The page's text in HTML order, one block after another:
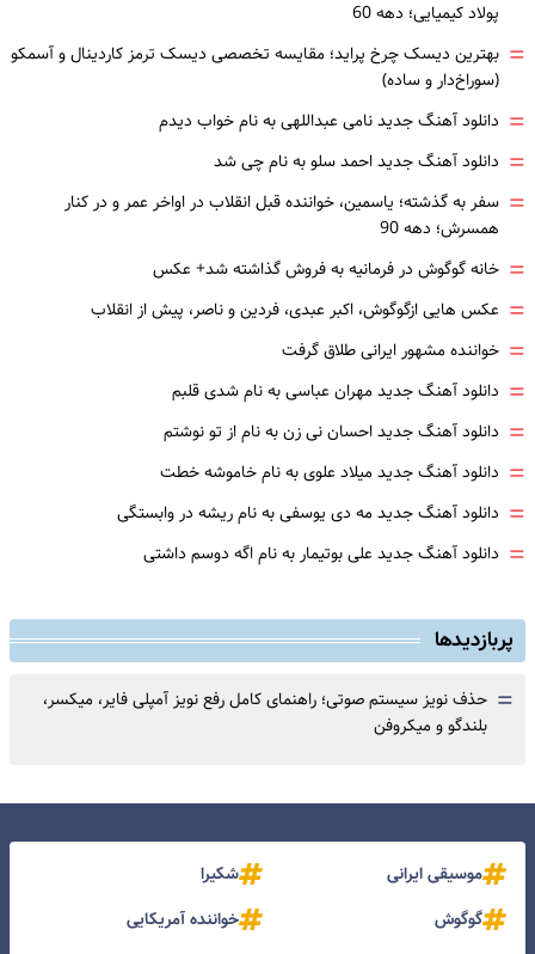
پولاد کیمیایی؛ دهه 60
= بهترین دیسک چرخ پراید؛ مقایسه تخصصی دیسک ترمز کاردینال و آسمکو
(سوراخ‌دار و ساده)
= دانلود آهنگ جدید نامی عبداللهی به نام خواب دیدم
= دانلود آهنگ جدید احمد سلو به نام چی شد
= سفر به گذشته؛ یاسمین، خواننده قبل انقلاب در اواخر عمر و در کنار
همسرش؛ دهه 90
= خانه گوگوش در فرمانیه به فروش گذاشته شد+ عکس
= عکس هایی ازگوگوش، اکبر عبدی، فردین و ناصر، پیش از انقلاب
= خواننده مشهور ایرانی طلاق گرفت
= دانلود آهنگ جدید مهران عباسی به نام شدی قلبم
= دانلود آهنگ جدید احسان نی زن به نام از تو نوشتم
= دانلود آهنگ جدید میلاد علوی به نام خاموشه خطت
= دانلود آهنگ جدید مه دی یوسفی به نام ریشه در وابستگی
= دانلود آهنگ جدید علی بوتیمار به نام اگه دوسم داشتی
پربازدیدها
= حذف نویز سیستم صوتی؛ راهنمای کامل رفع نویز آمپلی فایر، میکسر،
بلندگو و میکروفن
موسیقی ایرانی
شکیرا
گوگوش
خواننده آمریکایی